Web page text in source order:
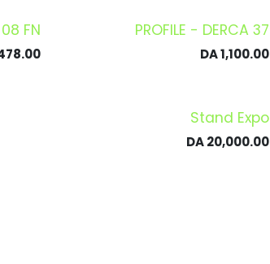
PROFILE - DERCA 37
1,100.00
DA
08 FN
Stand Expo
20,000.00